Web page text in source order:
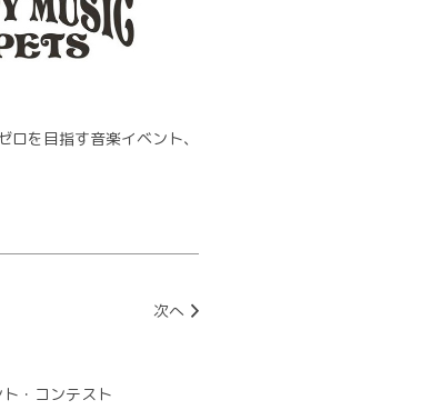
を目指す音楽イベント、
次へ
・コンテスト